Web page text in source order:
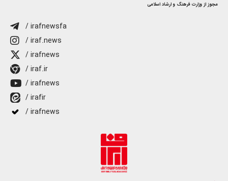
مجوز از وزارت فرهنگ و ارشاد اسلامی
/ irafnewsfa
/ iraf.news
/ irafnews
/ iraf.ir
/ irafnews
/ irafir
/ irafnews